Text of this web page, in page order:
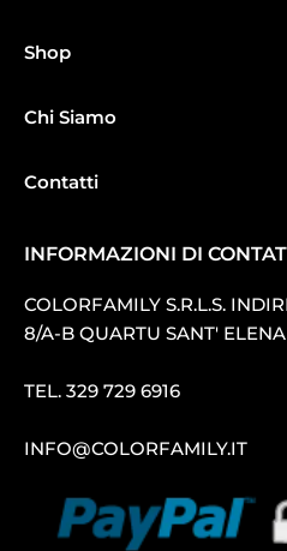
Shop
Chi Siamo
Contatti
INFORMAZIONI DI
COLORFAMILY S.R.L.S.
8/A-B QUARTU SANT′
TEL. 329 729 6916
INFO@COLORFAMILY.IT